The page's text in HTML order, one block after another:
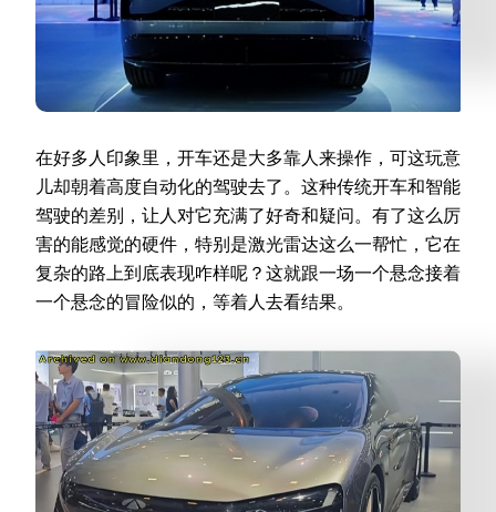
在好多人印象里，开车还是大多靠人来操作，可这玩意
儿却朝着高度自动化的驾驶去了。这种传统开车和智能
驾驶的差别，让人对它充满了好奇和疑问。有了这么厉
害的能感觉的硬件，特别是激光雷达这么一帮忙，它在
复杂的路上到底表现咋样呢？这就跟一场一个悬念接着
一个悬念的冒险似的，等着人去看结果。